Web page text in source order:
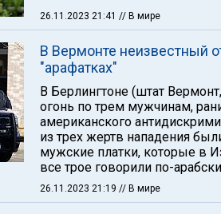
26.11.2023 21:41 // В мире
В Вермонте неизвестный
"арафатках"
В Берлингтоне (штат
огонь по трем мужчинам,
американского
из трех жертв нападения
мужские платки, которые в
все трое говорили по-
26.11.2023 21:19 // В мире